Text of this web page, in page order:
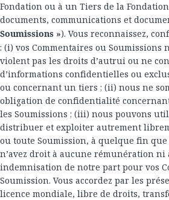
Fondation ou à un Tiers de la
documents, communications et
Soumissions »). Vous reconnaissez,
: (i) vos Commentaires ou Soumissions
violent pas les droits d’autrui ou ne
d’informations confidentielles ou
ou concernant un tiers ; (ii) nous ne
obligation de confidentialité
les Soumissions ; (iii) nous pouvons
distribuer et exploiter autrement
ou toute Soumission, à quelque fin que
n’avez droit à aucune rémunération ni
indemnisation de notre part pour vos
Soumission. Vous accordez par les
licence mondiale, libre de droits,